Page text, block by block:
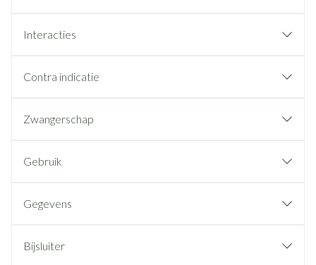
Interacties
Contra indicatie
Zwangerschap
Gebruik
Gegevens
Bijsluiter